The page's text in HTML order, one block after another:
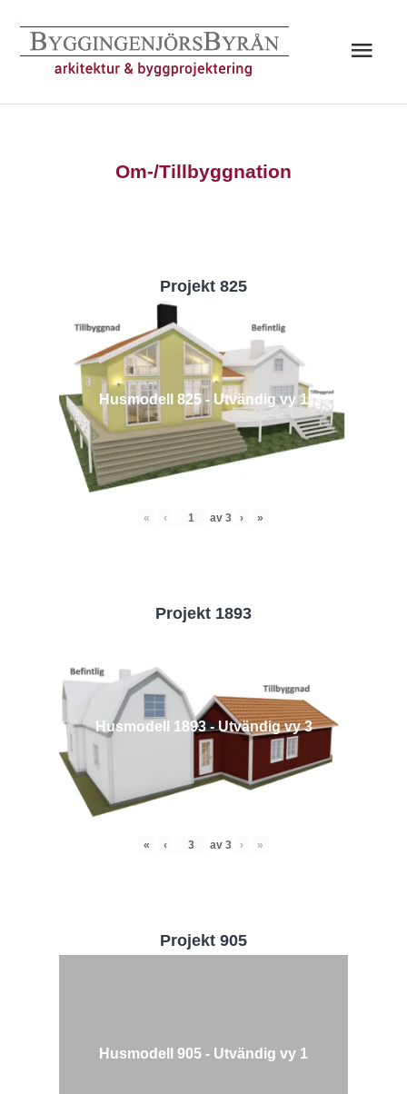
innehåll
Om-/Tillbyggnation
Projekt 825
Husmodell 825 - Utvändig vy 1
« ‹ av 3 › »
Projekt 1893
Husmodell 1893 - Utvändig vy 3
« ‹ av 3 › »
Projekt 905
Husmodell 905 - Utvändig vy 1